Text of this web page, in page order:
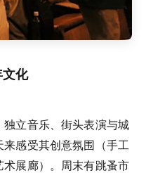
化
立音乐、街头表演与城
感受其创意氛围（手工
展廊）。周末有跳蚤市